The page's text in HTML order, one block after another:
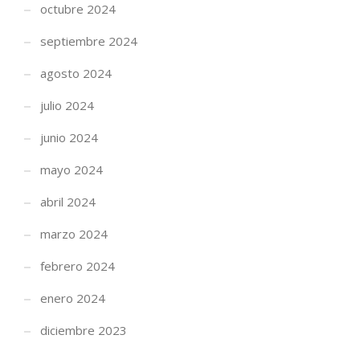
octubre 2024
septiembre 2024
agosto 2024
julio 2024
junio 2024
mayo 2024
abril 2024
marzo 2024
febrero 2024
enero 2024
diciembre 2023